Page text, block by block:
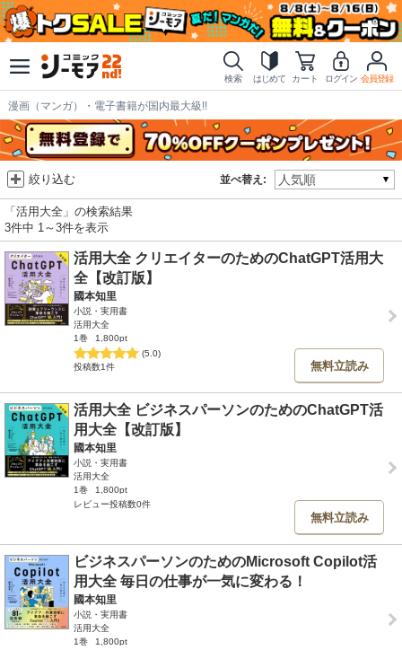
検索 はじめて カート ログイン 会員登録
漫画（マンガ）・電子書籍が国内最大級!!
並べ替え:
絞り込む
「活用大全」の検索結果
3件中 1～3件を表示
活用大全 クリエイターのためのChatGPT活用大
全【改訂版】
國本知里
小説・実用書
活用大全
1巻
1,800pt
(5.0)
投稿数1件
無料立読み
活用大全 ビジネスパーソンのためのChatGPT活
用大全【改訂版】
國本知里
小説・実用書
活用大全
1巻
1,800pt
レビュー投稿数0件
無料立読み
ビジネスパーソンのためのMicrosoft Copilot活
用大全 毎日の仕事が一気に変わる！
國本知里
小説・実用書
活用大全
1巻
1,800pt